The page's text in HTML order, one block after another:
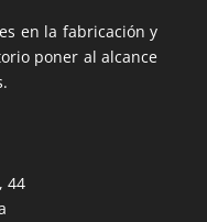
en la fabricación y
poner al alcance
44